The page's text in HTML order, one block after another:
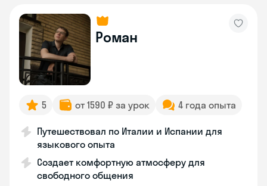
Роман
5 от 1590 ₽ за урок 4 года опыта
Путешествовал по Италии и Испании для
языкового опыта
Создает комфортную атмосферу для
свободного общения